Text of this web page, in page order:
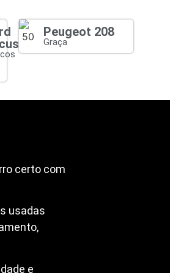
Peugeot 208
Graça
certo com
usadas
e